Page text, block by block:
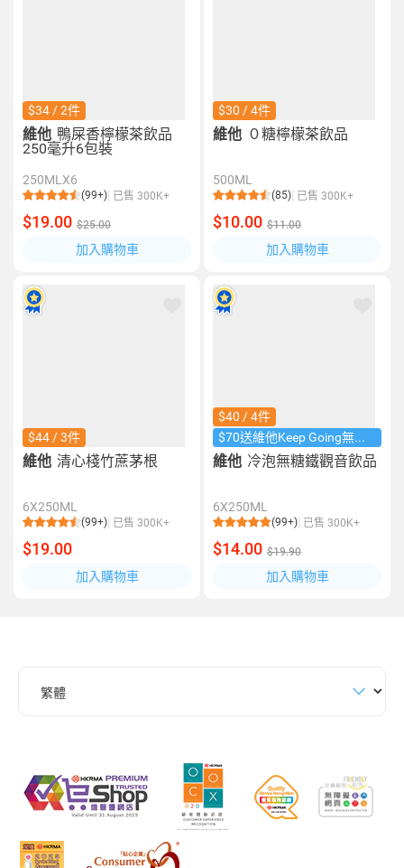
$34 / 2件
維他 鴨屎香檸檬茶飲品
250毫升6包裝
250MLX6
(99+) 已售 300K+
$19.00 $25.00
加入購物車
$30 / 4件
維他 ０糖檸檬茶飲品
500ML
(85) 已售 300K+
$10.00 $11.00
加入購物車
$44 / 3件
維他 清心棧竹蔗茅根
6X250ML
(99+) 已售 300K+
$19.00
加入購物車
$40 / 4件
$70送維他Keep Going無線耳機​
維他 冷泡無糖鐵觀音飲品
6X250ML
(99+) 已售 300K+
$14.00 $19.90
加入購物車